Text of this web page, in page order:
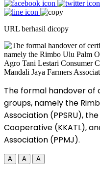
URL berhasil dicopy
The formal handover
groups, namely the
Association (PPSRU),
Cooperative (KKATL),
Association (PPMJ).
A A A